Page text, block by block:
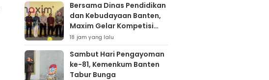
Bersama Dinas Pendidikan
dan Kebudayaan Banten,
Maxim Gelar Kompetisi
Cerdas Cermat Perdana di
Kota Serang
18 jam yang lalu
Sambut Hari Pengayoman
ke-81, Kemenkum Banten
Tabur Bunga